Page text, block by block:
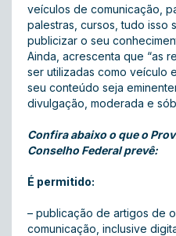
veículos de comunicação,
palestras, cursos, tudo isso
publicizar o seu
Ainda, acrescenta que “as
ser utilizadas como veículo
seu conteúdo seja
divulgação, moderada e
Confira abaixo o que o
Conselho Federal prevê:
É permitido:
– publicação de artigos de
comunicação, inclusive